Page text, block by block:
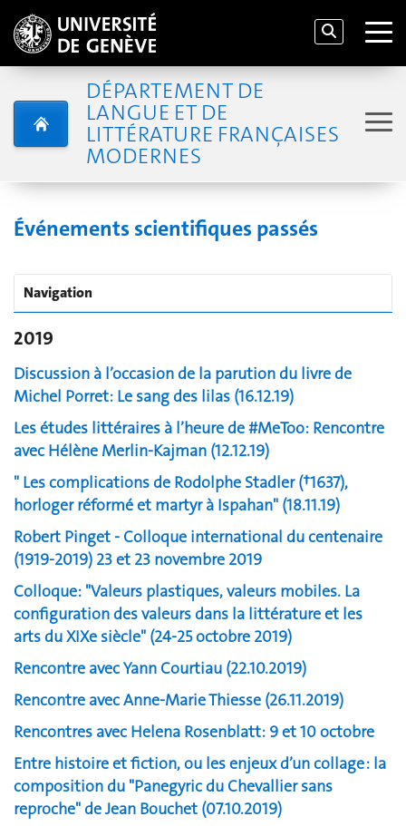
DÉPARTEMENT DE
LANGUE ET DE
LITTÉRATURE FRANÇAISES
MODERNES
Événements scientifiques passés
Navigation
2019
Discussion à l’occasion de la parution du livre de
Michel Porret: Le sang des lilas (16.12.19)
Les études littéraires à l’heure de #MeToo: Rencontre
avec Hélène Merlin-Kajman (12.12.19)
" Les complications de Rodolphe Stadler (†1637),
horloger réformé et martyr à Ispahan" (18.11.19)
Robert Pinget - Colloque international du centenaire
(1919-2019) 23 et 23 novembre 2019
Colloque: "Valeurs plastiques, valeurs mobiles. La
configuration des valeurs dans la littérature et les
arts du XIXe siècle" (24-25 octobre 2019)
Rencontre avec Yann Courtiau (22.10.2019)
Rencontre avec Anne-Marie Thiesse (26.11.2019)
Rencontres avec Helena Rosenblatt: 9 et 10 octobre
Entre histoire et fiction, ou les enjeux d’un collage : la
composition du "Panegyric du Chevallier sans
reproche" de Jean Bouchet (07.10.2019)